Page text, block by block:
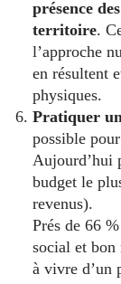
présence
territoire.
l’approche
en résultent
physiques.
Pratiquer
possible
Aujourd’hui
budget le
revenus).
Prés de 66
social et bon
à vivre d’un